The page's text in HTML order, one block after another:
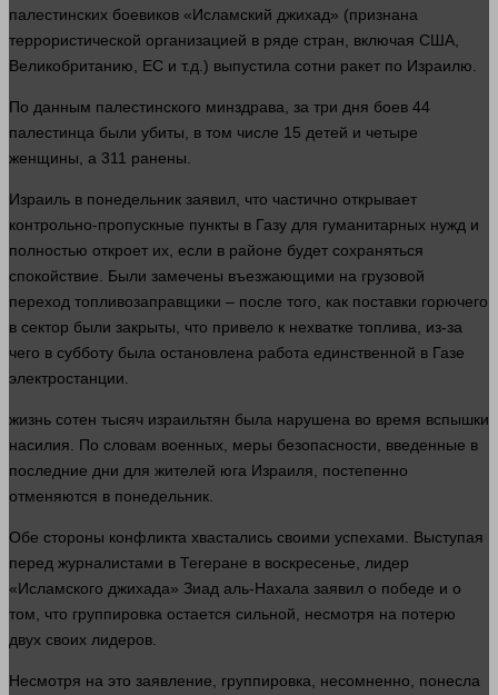
палестинских боевиков «Исламский джихад» (признана
террористической организацией в ряде стран, включая США,
Великобританию, ЕС и т.д.) выпустила сотни ракет по Израилю.
По данным палестинского минздрава, за три дня боев 44
палестинца были убиты, в том числе 15 детей и четыре
женщины, а 311 ранены.
Израиль в понедельник заявил, что частично открывает
контрольно-пропускные пункты в Газу для гуманитарных нужд и
полностью откроет их, если в районе будет сохраняться
спокойствие. Были замечены въезжающими на грузовой
переход топливозаправщики – после того, как поставки горючего
в сектор были закрыты, что привело к нехватке топлива, из-за
чего в субботу была остановлена ​​работа единственной в Газе
электростанции.
жизнь сотен тысяч израильтян была нарушена во время вспышки
насилия. По словам военных, меры безопасности, введенные в
последние дни для жителей юга Израиля, постепенно
отменяются в понедельник.
Обе стороны конфликта хвастались своими успехами. Выступая
перед журналистами в Тегеране в воскресенье, лидер
«Исламского джихада» Зиад аль-Нахала заявил о победе и о
том, что группировка остается сильной, несмотря на потерю
двух своих лидеров.
Несмотря на это заявление, группировка, несомненно, понесла